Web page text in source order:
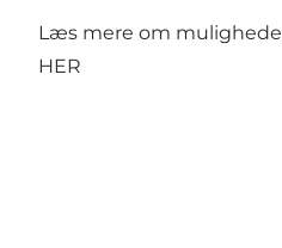
Læs mere om
HER